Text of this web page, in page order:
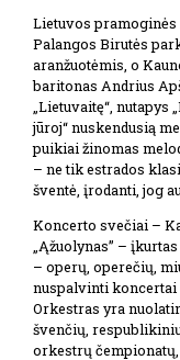
Lietuvos
Palangos Birutės
aranžuotėmis, o
baritonas Andrius
„Lietuvaitę“, nutapys
jūroj“ nuskendusią
puikiai žinomas
– ne tik estrados
šventė, įrodanti, jog
Koncerto svečiai –
„Ąžuolynas” –
– operų, operečių,
nuspalvinti koncertai
Orkestras yra
švenčių,
orkestrų